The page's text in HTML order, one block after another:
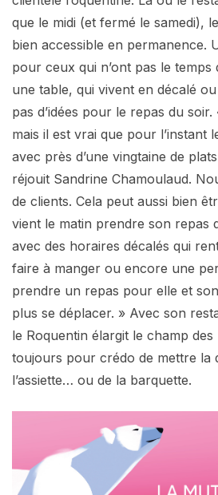
que le midi (et fermé le samedi),
bien accessible en permanence.
pour ceux qui n’ont pas le temps
une table, qui vivent en décalé
pas d’idées pour le repas du
mais il est vrai que pour l’instant
avec près d’une vingtaine de
réjouit Sandrine Chamoulaud.
de clients. Cela peut aussi bien
vient le matin prendre son repas
avec des horaires décalés qui
faire à manger ou encore une
prendre un repas pour elle et
plus se déplacer. » Avec son
le Roquentin élargit le champ des
toujours pour crédo de mettre la
l’assiette… ou de la barquette.